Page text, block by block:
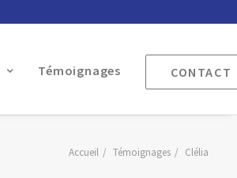
Témoignages CONTACT
Accueil Témoignages Clélia